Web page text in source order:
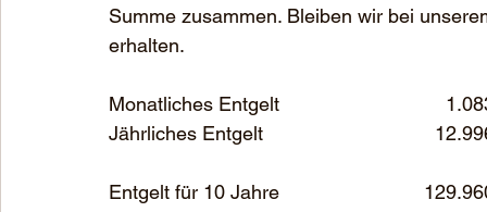
Summe zusammen. Bleiben wir bei
erhalten.
Monatliches Entgelt
Jährliches Entgelt
Entgelt für 10 Jahre